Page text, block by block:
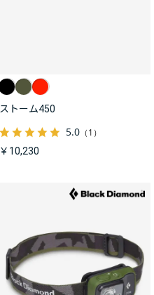
ストーム450
5.0（1）
￥10,230